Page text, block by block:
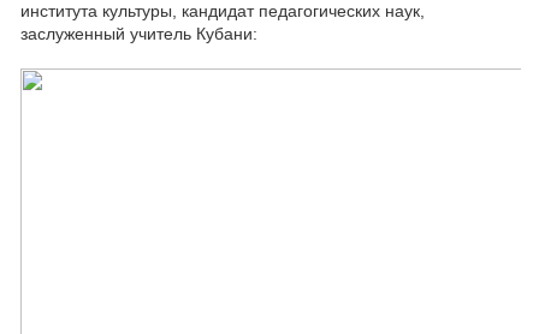
института культуры, кандидат педагогических наук,
заслуженный учитель Кубани: